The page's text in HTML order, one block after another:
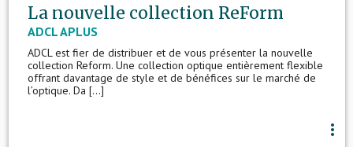
La nouvelle collection ReForm
ADCL APLUS
ADCL est fier de distribuer et de vous présenter la nouvelle
collection Reform. Une collection optique entièrement flexible
offrant davantage de style et de bénéfices sur le marché de
l’optique. Da [...]
more_vert